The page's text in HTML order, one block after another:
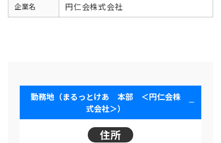
企業名 円仁会株式会社
勤務地（まるっとけあ 本部 ＜円仁会株
式会社＞）
住所